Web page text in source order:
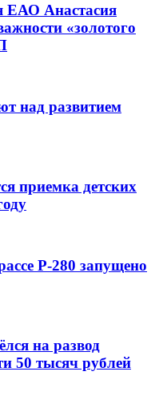
ЕАО Анастасия
«золотого
над развитием
приемка детских
Р-280 запущено
на развод
50 тысяч рублей